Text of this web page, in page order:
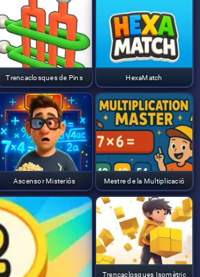
Trencaclosques de Pins HexaMatch
Ascensor Misteriós Mestre de la Multiplicació
Trencaclosques Isomètric